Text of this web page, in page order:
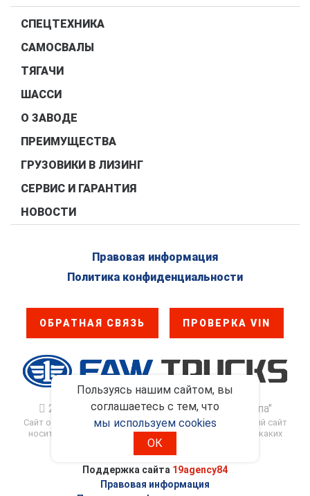
СПЕЦТЕХНИКА
САМОСВАЛЫ
ТЯГАЧИ
ШАССИ
О ЗАВОДЕ
ПРЕИМУЩЕСТВА
ГРУЗОВИКИ В ЛИЗИНГ
СЕРВИС И ГАРАНТИЯ
НОВОСТИ
Правовая информация
Политика конфиденциальности
ОБРАТНАЯ СВЯЗЬ ПРОВЕРКА VIN
2017 - 2026. ООО "ФАВ - Восточная Европа"
Сайт официального дилера FAW Trucks в России. Данный сайт
носит информационно-справочный характер и ни при каких
условиях не является публичной офертой
Поддержка сайта 19agency84
Правовая информация
Пользуясь нашим сайтом, вы
соглашаетесь с тем, что
мы используем cookies
ОК